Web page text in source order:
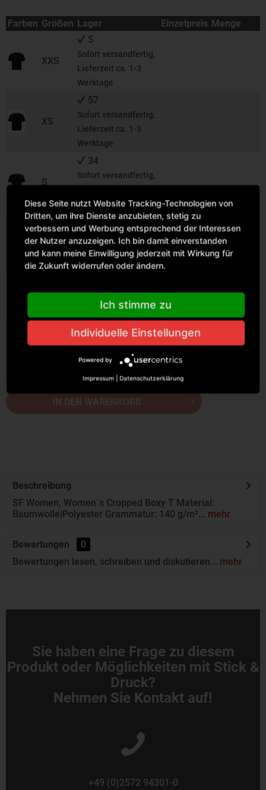
Farben Größen Lager Einzelpreis Menge
XXS
5
Sofort versandfertig,
Lieferzeit ca. 1-3
Werktage
XS
57
Sofort versandfertig,
Lieferzeit ca. 1-3
Werktage
S
34
Sofort versandfertig,
Werktage
M
27
Sofort versandfertig,
Lieferzeit ca. 1-3
Werktage
L
Auftragsbestätigung
XL
45
Lieferzeit ca. 1-3
IN DEN WARENKORB
Beschreibung
SF Women, Women`s Cropped Boxy T Material:
Baumwolle|Polyester Grammatur: 140 g/m²... mehr
Bewertungen
0
Bewertungen lesen, schreiben und diskutieren... mehr
Sie haben eine Frage zu diesem
Produkt oder Möglichkeiten mit Stick &
Druck?
Nehmen Sie Kontakt auf!
+49 (0)2572 94301-0
Diese Seite nutzt Website Tracking-Technologien von
Dritten, um ihre Dienste anzubieten, stetig zu
verbessern und Werbung entsprechend der Interessen
der Nutzer anzuzeigen. Ich bin damit einverstanden
und kann meine Einwilligung jederzeit mit Wirkung für
die Zukunft widerrufen oder ändern.
Ich stimme zu
Individuelle Einstellungen
Powered by
Impressum Datenschutzerklärung